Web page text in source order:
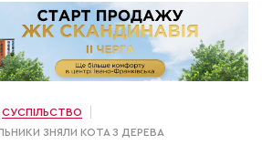
СУСПІЛЬСТВО
ЗНЯЛИ КОТА З ДЕРЕВА